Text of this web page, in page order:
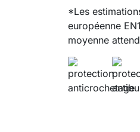
*Les
européenne
moyenne